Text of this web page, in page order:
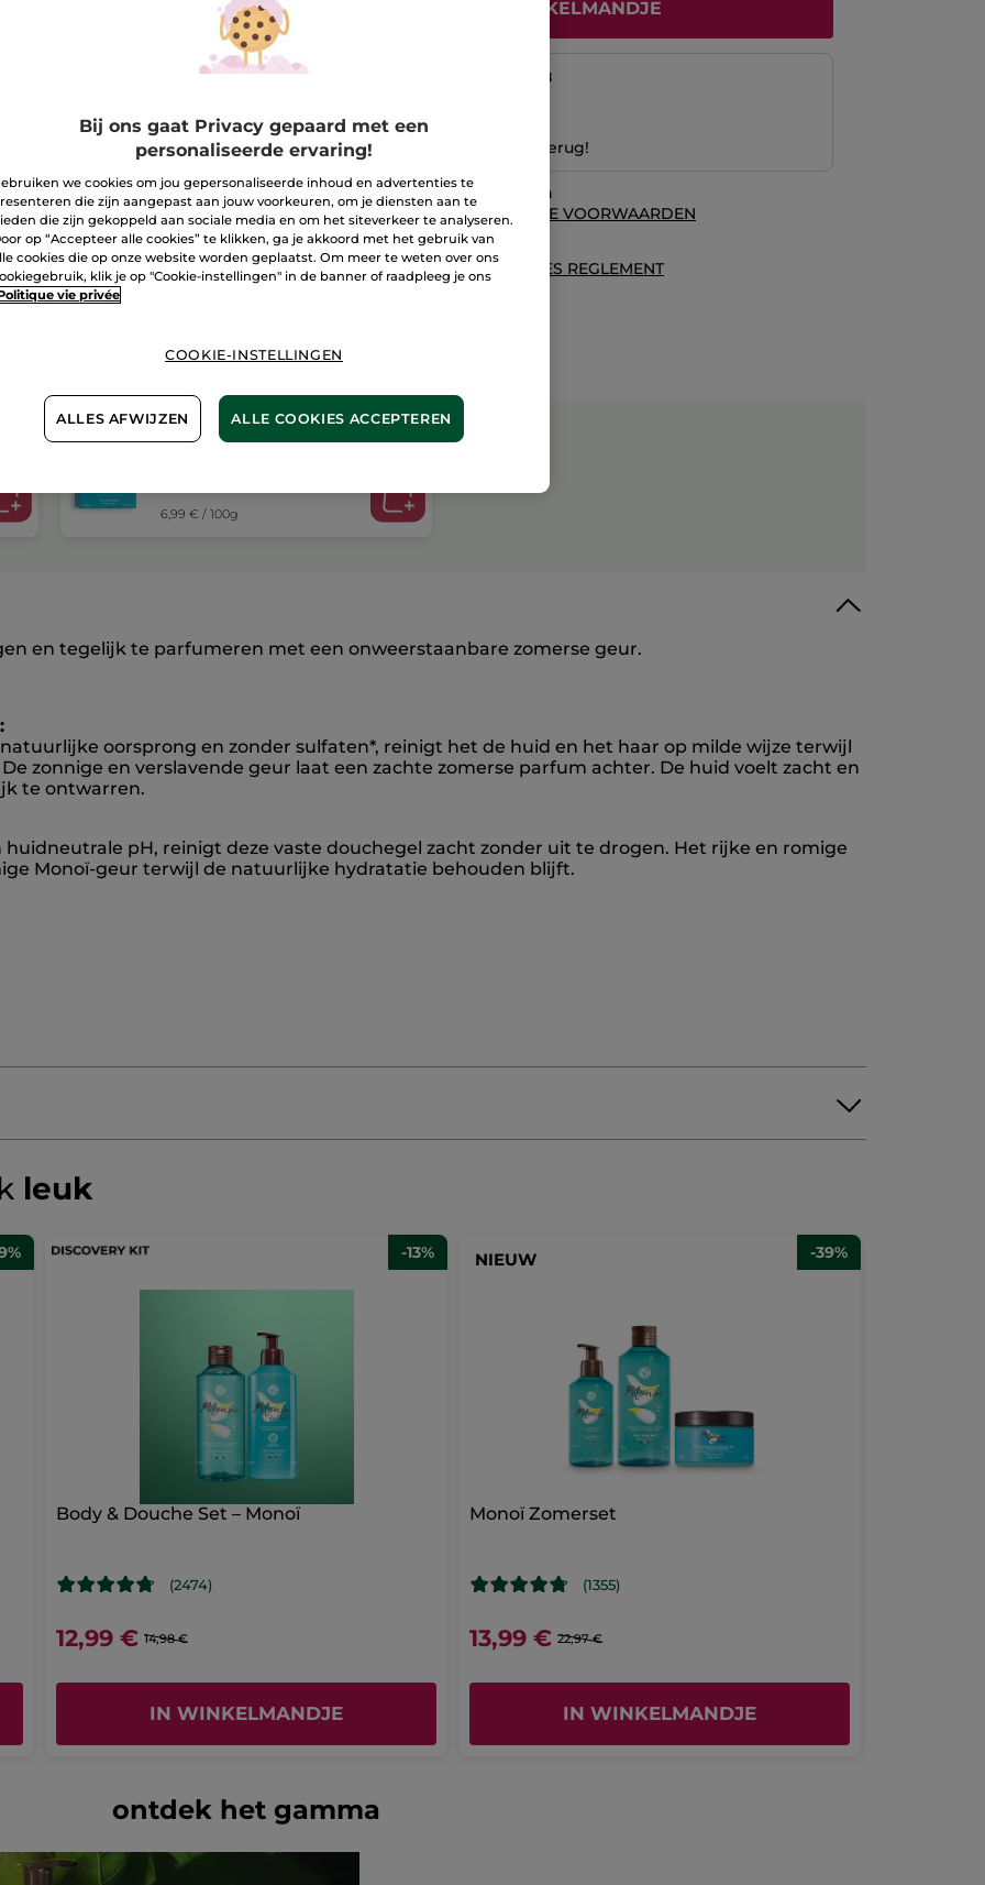
IN WINKELMANDJE
13/08
Niet tevreden? Geld terug!
Algemene Voorwaarden
LEES HIER DE ALGEMENE VOORWAARDEN
Klantenrecensies
LEES KLANTENRECENSIES REGLEMENT
Hydraterende
6,99 € / 100g
en tegelijk te parfumeren met een onweerstaanbare zomerse geur.
oorsprong en zonder sulfaten*, reinigt het de huid en het haar op milde wijze terwijl
zonnige en verslavende geur laat een zachte zomerse parfum achter. De huid voelt zacht en
te ontwarren.
pH, reinigt deze vaste douchegel zacht zonder uit te drogen. Het rijke en romige
Monoï-geur terwijl de natuurlijke hydratatie behouden blijft.
leuk
-13%
Body & Douche Set – Monoï
(2474)
12,99 € 14,98 €
IN WINKELMANDJE
NIEUW -39%
Monoï Zomerset
(1355)
13,99 € 22,97 €
IN WINKELMANDJE
ontdek het gamma
Bij ons gaat Privacy gepaard met een
personaliseerde ervaring!
we cookies om jou gepersonaliseerde inhoud en advertenties te
die zijn aangepast aan jouw voorkeuren, om je diensten aan te
die zijn gekoppeld aan sociale media en om het siteverkeer te analyseren.
op “Accepteer alle cookies” te klikken, ga je akkoord met het gebruik van
cookies die op onze website worden geplaatst. Om meer te weten over ons
klik je op "Cookie-instellingen" in de banner of raadpleeg je ons
vie privée
COOKIE-INSTELLINGEN
ALLES AFWIJZEN ALLE COOKIES ACCEPTEREN